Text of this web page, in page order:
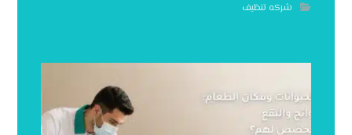
شركه تنظيف